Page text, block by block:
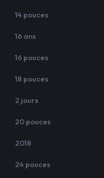
14 pouces
16 ans
16 pouces
18 pouces
2 jours
20 pouces
2018
24 pouces